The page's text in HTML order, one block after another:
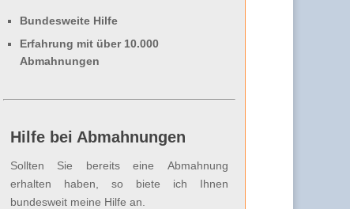
Bundesweite Hilfe
Erfahrung mit über 10.000
Abmahnungen
Hilfe bei Abmahnungen
Sollten Sie bereits eine Abmahnung
erhalten haben, so biete ich Ihnen
bundesweit meine Hilfe an.